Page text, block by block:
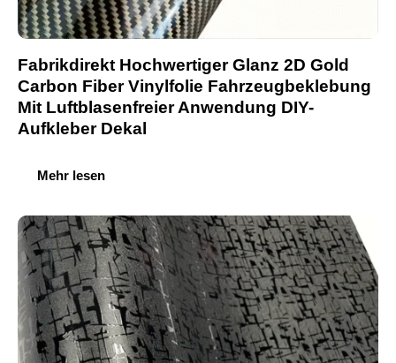
Fabrikdirekt Hochwertiger Glanz 2D Gold
Carbon Fiber Vinylfolie Fahrzeugbeklebung
Mit Luftblasenfreier Anwendung DIY-
Aufkleber Dekal
Mehr lesen